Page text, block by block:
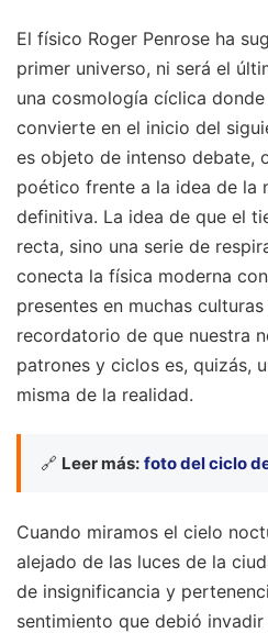
El físico Roger Penrose ha
primer universo, ni será el
una cosmología cíclica
convierte en el inicio del
es objeto de intenso debate,
poético frente a la idea de la
definitiva. La idea de que el
recta, sino una serie de
conecta la física moderna
presentes en muchas
recordatorio de que nuestra
patrones y ciclos es, quizás,
misma de la realidad.
🔗 Leer más: foto del ciclo
Cuando miramos el cielo
alejado de las luces de la
de insignificancia y
sentimiento que debió